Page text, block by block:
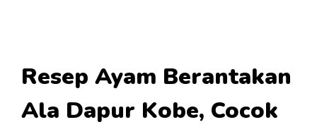
Resep Ayam Berantakan
Ala Dapur Kobe, Cocok